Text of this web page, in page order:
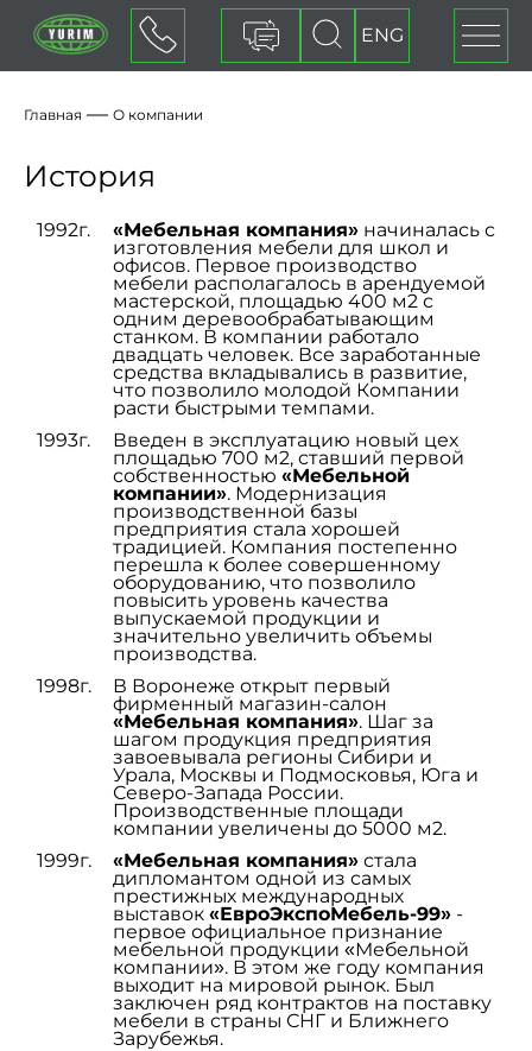
ENG
Главная О компании
История
1992г. «Мебельная компания»начиналась с
изготовления мебели для школ и
офисов. Первое производство
мебели располагалось в арендуемой
мастерской, площадью 400 м2 с
одним деревообрабатывающим
станком. В компании работало
двадцать человек. Все заработанные
средства вкладывались в развитие,
что позволило молодой Компании
расти быстрыми темпами.
1993г.
Введен в эксплуатацию новый цех
площадью 700 м2, ставший первой
собственностью «Мебельной
компании». Модернизация
производственной базы
предприятия стала хорошей
традицией. Компания постепенно
перешла к более совершенному
оборудованию, что позволило
повысить уровень качества
выпускаемой продукции и
значительно увеличить объемы
производства.
1998г.
В Воронеже открыт первый
фирменный магазин-салон
«Мебельная компания». Шаг за
шагом продукция предприятия
завоевывала регионы Сибири и
Урала, Москвы и Подмосковья, Юга и
Северо-Запада России.
Производственные площади
компании увеличены до 5000 м2.
1999г.
«Мебельная компания»стала
дипломантом одной из самых
престижных международных
выставок «ЕвроЭкспоМебель-99»-
первое официальное признание
мебельной продукции «Мебельной
компании». В этом же году компания
выходит на мировой рынок. Был
заключен ряд контрактов на поставку
мебели в страны СНГ и Ближнего
Зарубежья.
Нажимая на кнопку, я даю согласие на
обработку персональных данных и согласен с
политикой конфиденциальности
Отправить